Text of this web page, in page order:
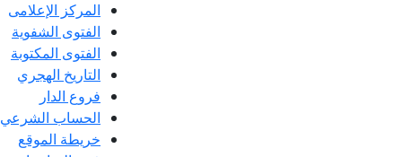
المركز الإعلامى
الفتوى الشفوية
الفتوى المكتوبة
التاريخ الهجري
فروع الدار
الحساب الشرعي
خريطة الموقع